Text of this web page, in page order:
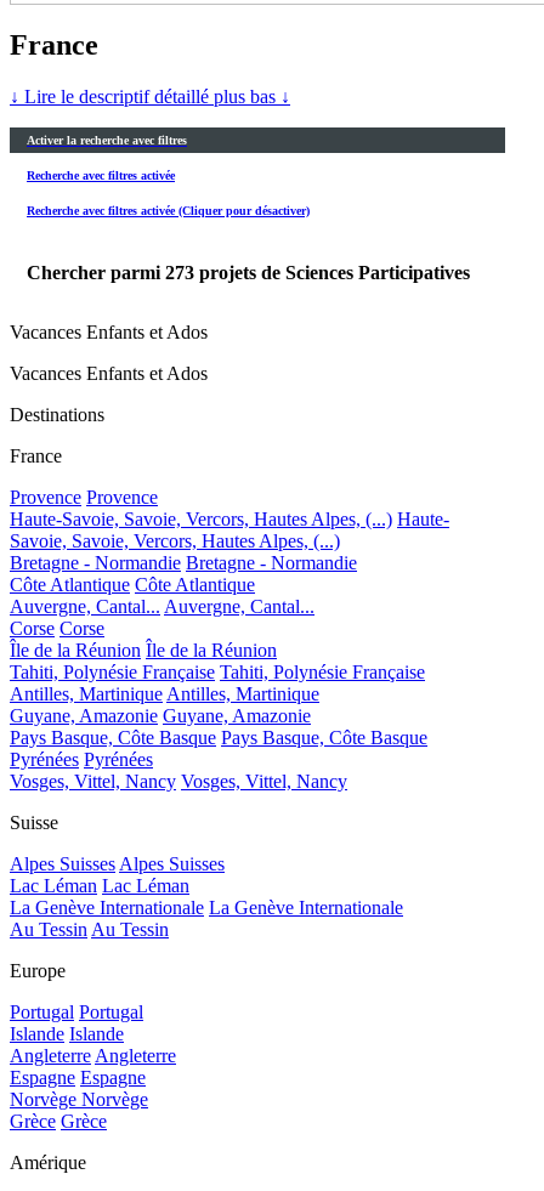
France
↓ Lire le descriptif détaillé plus bas ↓
Activer la recherche avec filtres
Recherche avec filtres activée
Recherche avec filtres activée (Cliquer pour désactiver)
Chercher parmi 273 projets de Sciences Participatives
Vacances Enfants et Ados
Vacances Enfants et Ados
Destinations
France
Provence Provence
Haute-Savoie, Savoie, Vercors, Hautes Alpes, (...) Haute-
Savoie, Savoie, Vercors, Hautes Alpes, (...)
Bretagne - Normandie Bretagne - Normandie
Côte Atlantique Côte Atlantique
Auvergne, Cantal... Auvergne, Cantal...
Corse Corse
Île de la Réunion Île de la Réunion
Tahiti, Polynésie Française Tahiti, Polynésie Française
Antilles, Martinique Antilles, Martinique
Guyane, Amazonie Guyane, Amazonie
Pays Basque, Côte Basque Pays Basque, Côte Basque
Pyrénées Pyrénées
Vosges, Vittel, Nancy Vosges, Vittel, Nancy
Suisse
Alpes Suisses Alpes Suisses
Lac Léman Lac Léman
La Genève Internationale La Genève Internationale
Au Tessin Au Tessin
Europe
Portugal Portugal
Islande Islande
Angleterre Angleterre
Espagne Espagne
Norvège Norvège
Grèce Grèce
Amérique